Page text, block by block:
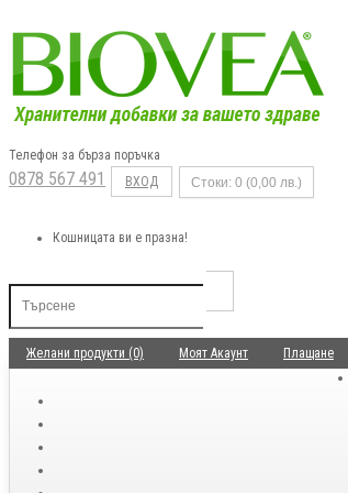
Телефон за бърза поръчка
0878 567 491 ВХОД Стоки: 0 (0,00 лв.)
Кошницата ви е празна!
Желани продукти (0) Моят Акаунт Плащане